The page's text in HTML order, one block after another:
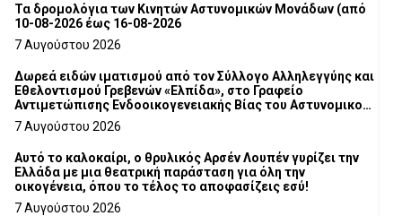
Τα δρομολόγια των Κινητών Αστυνομικών Μονάδων (από
10-08-2026 έως 16-08-2026
7 Αυγούστου 2026
Δωρεά ειδών ιματισμού από τον Σύλλογο Αλληλεγγύης και
Εθελοντισμού Γρεβενών «Ελπίδα», στο Γραφείο
Αντιμετώπισης Ενδοοικογενειακής Βίας του Αστυνομικού
Τμήματος Γρεβενών
7 Αυγούστου 2026
Αυτό το καλοκαίρι, ο θρυλικός Αρσέν Λουπέν γυρίζει την
Ελλάδα με μια θεατρική παράσταση για όλη την
οικογένεια, όπου το τέλος το αποφασίζεις εσύ!
7 Αυγούστου 2026